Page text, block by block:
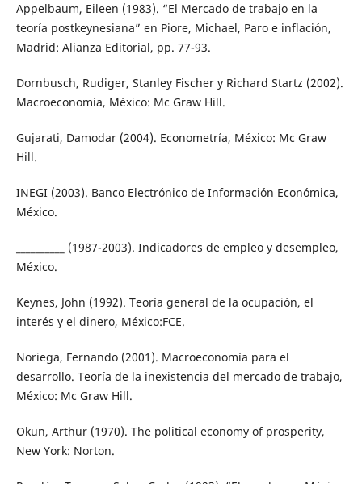
Appelbaum, Eileen (1983). “El Mercado de trabajo en la
teoría postkeynesiana” en Piore, Michael, Paro e inflación,
Madrid: Alianza Editorial, pp. 77-93.
Dornbusch, Rudiger, Stanley Fischer y Richard Startz (2002).
Macroeconomía, México: Mc Graw Hill.
Gujarati, Damodar (2004). Econometría, México: Mc Graw
Hill.
INEGI (2003). Banco Electrónico de Información Económica,
México.
__________ (1987-2003). Indicadores de empleo y desempleo,
México.
Keynes, John (1992). Teoría general de la ocupación, el
interés y el dinero, México:FCE.
Noriega, Fernando (2001). Macroeconomía para el
desarrollo. Teoría de la inexistencia del mercado de trabajo,
México: Mc Graw Hill.
Okun, Arthur (1970). The political economy of prosperity,
New York: Norton.